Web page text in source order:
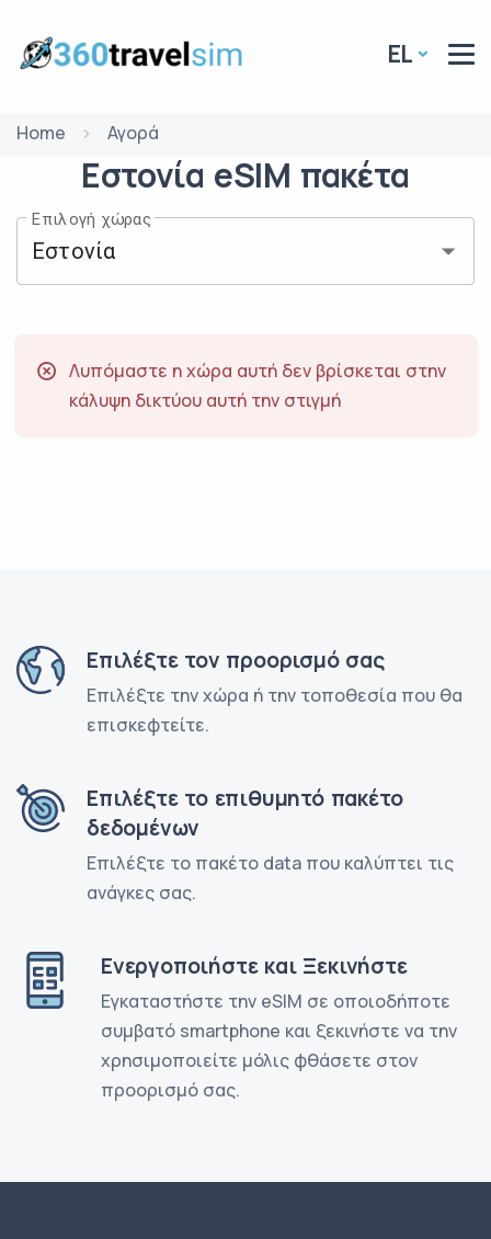
EL
Home Αγορά
Εστονία eSIM πακέτα
Επιλογή χώρας
Λυπόμαστε η χώρα αυτή δεν βρίσκεται στην
κάλυψη δικτύου αυτή την στιγμή
Επιλέξτε τον προορισμό σας
Επιλέξτε την χώρα ή την τοποθεσία που θα
επισκεφτείτε.
Επιλέξτε το επιθυμητό πακέτο
δεδομένων
Επιλέξτε το πακέτο data που καλύπτει τις
ανάγκες σας.
Ενεργοποιήστε και Ξεκινήστε
Εγκαταστήστε την eSIM σε οποιοδήποτε
συμβατό smartphone και ξεκινήστε να την
χρησιμοποιείτε μόλις φθάσετε στον
προορισμό σας.